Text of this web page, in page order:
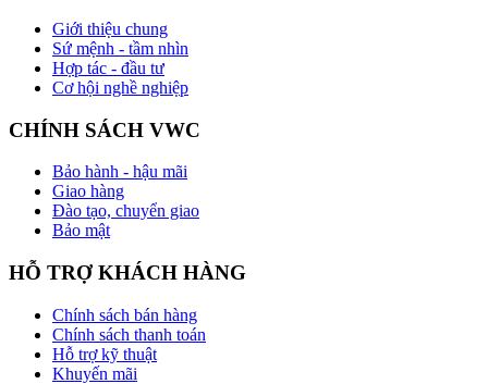
Giới thiệu chung
Sứ mệnh - tầm nhìn
Hợp tác - đầu tư
Cơ hội nghề nghiệp
CHÍNH SÁCH VWC
Bảo hành - hậu mãi
Giao hàng
Đào tạo, chuyển giao
Bảo mật
HỖ TRỢ KHÁCH HÀNG
Chính sách bán hàng
Chính sách thanh toán
Hỗ trợ kỹ thuật
Khuyến mãi